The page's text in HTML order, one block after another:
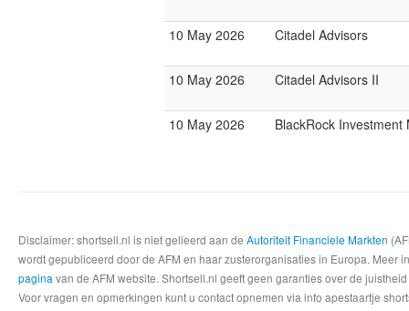
10 May 2026 Citadel Advisors
10 May 2026 Citadel Advisors II
10 May 2026 BlackRock Investment
Disclaimer: shortsell.nl is niet gelieerd aan de Autoriteit Financiele Markten
wordt gepubliceerd door de AFM en haar zusterorganisaties in Europa.
pagina van de AFM website. Shortsell.nl geeft geen garanties over de
Voor vragen en opmerkingen kunt u contact opnemen via info apestaartje